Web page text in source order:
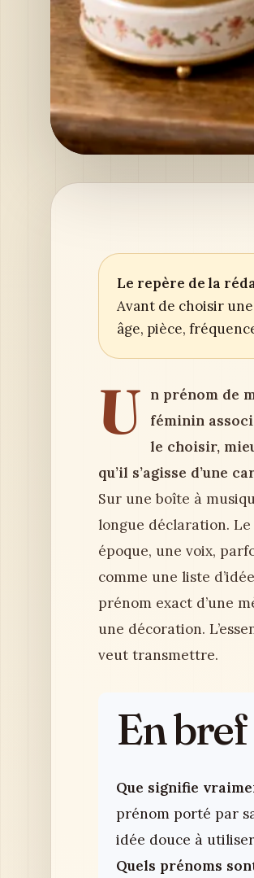
Le repère de la
Avant de choisir
âge, pièce,
U n prénom de
féminin
le choisir,
qu’il s’agisse d’une
Sur une boîte à
longue déclaration.
époque, une voix,
comme une liste
prénom exact d’une
une décoration.
veut transmettre.
En bref
Que signifie
prénom porté par
idée douce à
Quels prénoms